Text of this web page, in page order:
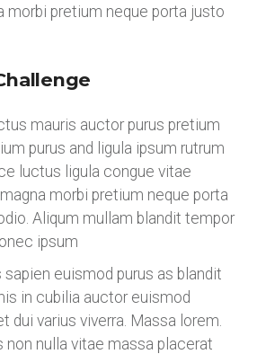
morbi pretium neque porta justo
mauris auctor purus pretium
purus and ligula ipsum rutrum
luctus ligula congue vitae
morbi pretium neque porta
Aliqum mullam blandit tempor
ipsum
sapien euismod purus as blandit
in cubilia auctor euismod
dui varius viverra. Massa lorem.
non nulla vitae massa placerat